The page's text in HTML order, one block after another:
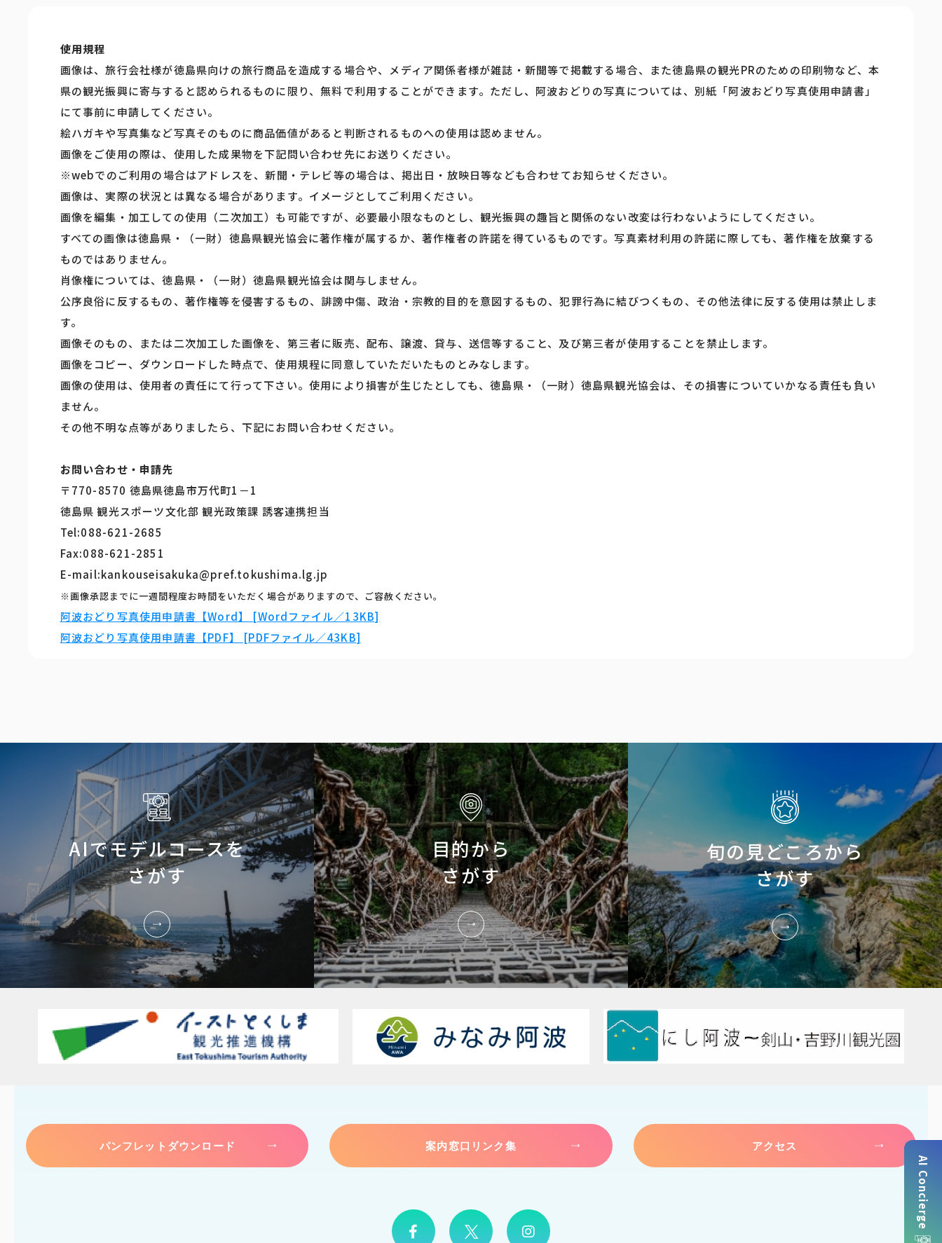
AI Concierge
使用規程
画像は、旅行会社様が徳島県向けの旅行商品を造成する場合や、メディア関係者様が雑誌・新聞等で掲載する場合、また徳島県の観光PRのための印刷物など、本
県の観光振興に寄与すると認められるものに限り、無料で利用することができます。ただし、阿波おどりの写真については、別紙「阿波おどり写真使用申請書」
にて事前に申請してください。
絵ハガキや写真集など写真そのものに商品価値があると判断されるものへの使用は認めません。
画像をご使用の際は、使用した成果物を下記問い合わせ先にお送りください。
※webでのご利用の場合はアドレスを、新聞・テレビ等の場合は、掲出日・放映日等なども合わせてお知らせください。
画像は、実際の状況とは異なる場合があります。イメージとしてご利用ください。
画像を編集・加工しての使用（二次加工）も可能ですが、必要最小限なものとし、観光振興の趣旨と関係のない改変は行わないようにしてください。
すべての画像は徳島県・（一財）徳島県観光協会に著作権が属するか、著作権者の許諾を得ているものです。写真素材利用の許諾に際しても、著作権を放棄する
ものではありません。
肖像権については、徳島県・（一財）徳島県観光協会は関与しません。
公序良俗に反するもの、著作権等を侵害するもの、誹謗中傷、政治・宗教的目的を意図するもの、犯罪行為に結びつくもの、その他法律に反する使用は禁止しま
す。
画像そのもの、または二次加工した画像を、第三者に販売、配布、譲渡、貸与、送信等すること、及び第三者が使用することを禁止します。
画像をコピー、ダウンロードした時点で、使用規程に同意していただいたものとみなします。
画像の使用は、使用者の責任にて行って下さい。使用により損害が生じたとしても、徳島県・（一財）徳島県観光協会は、その損害についていかなる責任も負い
ません。
その他不明な点等がありましたら、下記にお問い合わせください。
お問い合わせ・申請先
〒770-8570 徳島県徳島市万代町1－1
徳島県 観光スポーツ文化部 観光政策課 誘客連携担当
Tel:088-621-2685
Fax:088-621-2851
E-mail:kankouseisakuka@pref.tokushima.lg.jp
※画像承認までに一週間程度お時間をいただく場合がありますので、ご容赦ください。
阿波おどり写真使用申請書【Word】 [Wordファイル／13KB]
阿波おどり写真使用申請書【PDF】 [PDFファイル／43KB]
AIでモデルコースを
さがす
目的から
さがす
旬の見どころから
さがす
パンフレットダウンロード 案内窓口リンク集 アクセス